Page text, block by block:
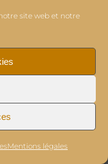
site web et notre
Mentions légales